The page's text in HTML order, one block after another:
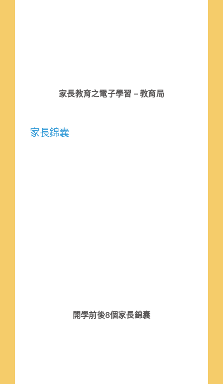
家長教育之電子學習 – 教育局
家長錦囊
開學前後8個家長錦囊